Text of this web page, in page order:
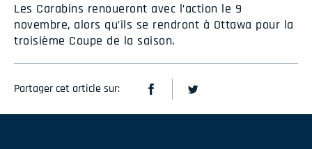
Les Carabins renoueront avec l’action le 9
novembre, alors qu’ils se rendront à Ottawa pour la
troisième Coupe de la saison.
Partager cet article sur: